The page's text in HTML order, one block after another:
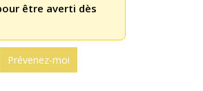
être averti dès